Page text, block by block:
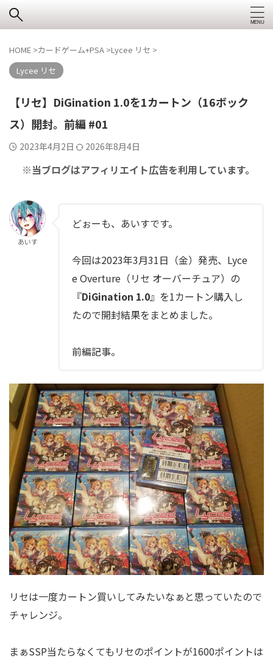
HOME >カードゲーム+PSA >Lycee リセ >
Lycee リセ
【リセ】DiGination 1.0を1カートン（16ボック
ス）開封。前編 #01
2023年4月2日 2026年8月4日
※当ブログはアフィリエイト広告を利用しています。
あいす
どぉーも、あいすです。
今回は2023年3月31日（金）発売、Lyce
e Overture（リセ オーバーチュア）の
『DiGination 1.0』を1カートン購入し
たので開封結果をまとめました。
前編記事。
リセは一度カートン買いしてみたいなぁと思っていたので
チャレンジ。
まぁSSP当たらなくてもリセのポイントが1600ポイントは